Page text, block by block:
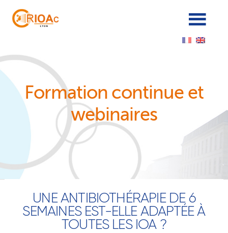
Formation continue et
webinaires
UNE ANTIBIOTHÉRAPIE DE 6
SEMAINES EST-ELLE ADAPTÉE À
TOUTES LES IOA ?
Cookies management panel